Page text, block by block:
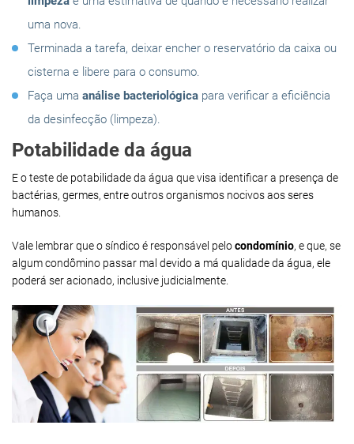
uma nova.
Terminada a tarefa, deixar encher o reservatório da caixa ou
cisterna e libere para o consumo.
Faça uma análise bacteriológica para verificar a eficiência
da desinfecção (limpeza).
Potabilidade da água
E o teste de potabilidade da água que visa identificar a presença de
bactérias, germes, entre outros organismos nocivos aos seres
humanos.
Vale lembrar que o síndico é responsável pelocondomínio, e que, se
algum condômino passar mal devido a má qualidade da água, ele
poderá ser acionado, inclusive judicialmente.